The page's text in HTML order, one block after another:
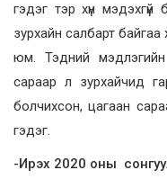
гэдэг тэр хүн
зурхайн салбарт байгаа
юм. Тэдний мэдлэгийн
сараар л зурхайчид
болчихсон, цагаан
гэдэг.
-Ирэх 2020 оны